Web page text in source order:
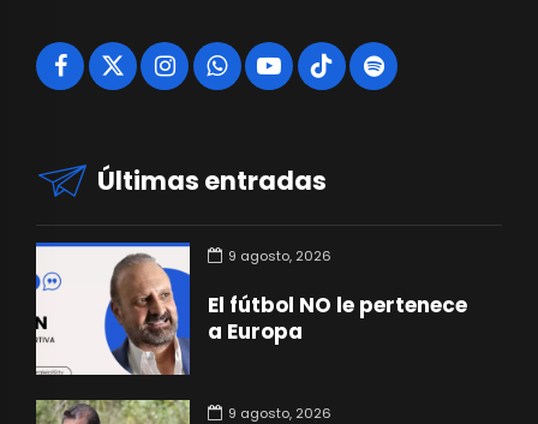
Últimas entradas
9 agosto, 2026
El fútbol NO le pertenece
a Europa
9 agosto, 2026